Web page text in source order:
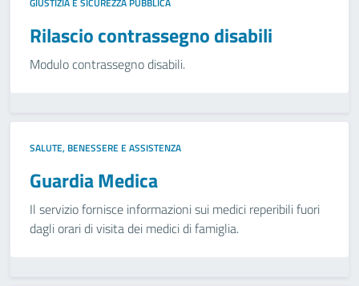
Rilascio contrassegno disabili
Modulo contrassegno disabili.
SALUTE, BENESSERE E ASSISTENZA
Guardia Medica
Il servizio fornisce informazioni sui medici reperibili fuori
dagli orari di visita dei medici di famiglia.